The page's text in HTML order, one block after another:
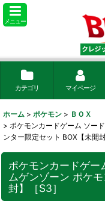
メニュー
カテゴリ マイページ
ホーム > ポケモン > ＢＯＸ
> ポケモンカードゲーム ソー
ンター限定セット BOX【未開
ポケモンカードゲー
ムゲンゾーン ポケ
封】［S3］